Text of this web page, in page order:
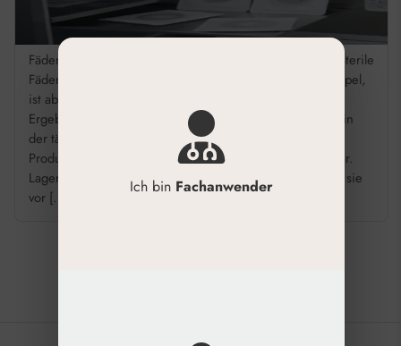
Fäden Lagerung Hygiene Handling: Ihr Praxis-Standard Sterile
Fäden richtig lagern, öffnen und handhaben – klingt simpel,
ist aber entscheidend für Behandlungssicherheit und
Ergebnis. Wir fassen die Standards zusammen, die sich in
der täglichen Praxis bewährt haben. So bleibt die
Produktintegrität erhalten und Risiken bleiben kalkulierbar.
Lagern Sie Fäden bei Raumtemperatur und schützen Sie sie
vor […]
Ich bin Fachanwender